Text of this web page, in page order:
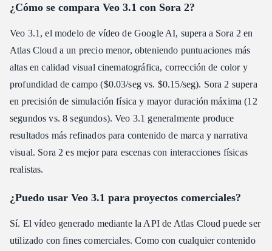
¿Cómo se compara Veo 3.1 con Sora 2?
Veo 3.1, el modelo de vídeo de Google AI, supera a Sora 2 en
Atlas Cloud a un precio menor, obteniendo puntuaciones más
altas en calidad visual cinematográfica, corrección de color y
profundidad de campo ($0.03/seg vs. $0.15/seg). Sora 2 supera
en precisión de simulación física y mayor duración máxima (12
segundos vs. 8 segundos). Veo 3.1 generalmente produce
resultados más refinados para contenido de marca y narrativa
visual. Sora 2 es mejor para escenas con interacciones físicas
realistas.
¿Puedo usar Veo 3.1 para proyectos comerciales?
Sí. El vídeo generado mediante la API de Atlas Cloud puede ser
utilizado con fines comerciales. Como con cualquier contenido